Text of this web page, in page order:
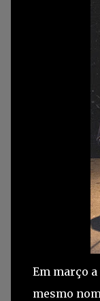
Em março
mesmo